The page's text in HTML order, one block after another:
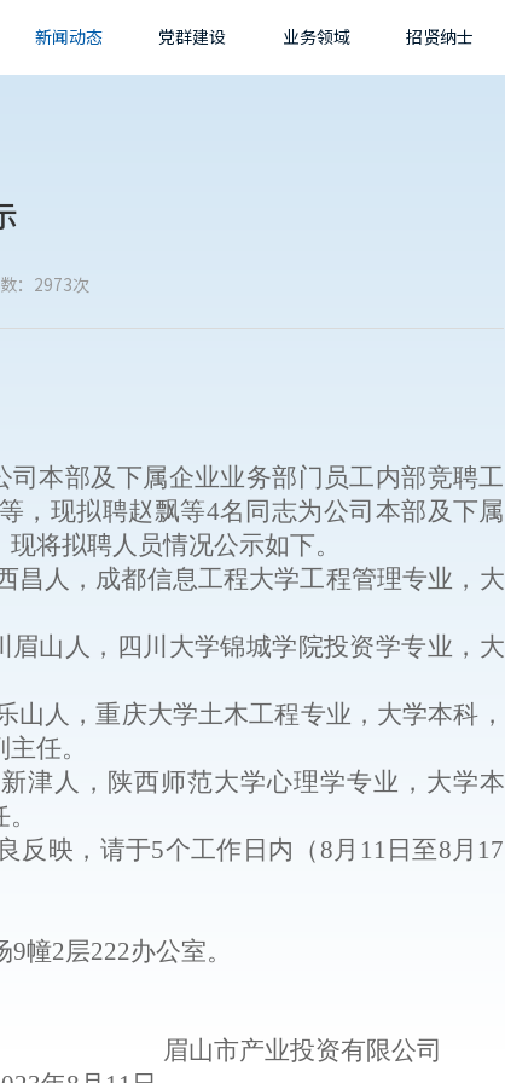
新闻动态 党群建设 业务领域 招贤纳士
：2973次
司本部及下属企业业务部门员工内部竞聘工
等 ， 现拟聘赵飘等4名 同志为公司本部及下属
现将拟聘人员情况公示如下。
昌 人 ， 成都信息工程大学工程管理专业 ， 大
眉山 人 ， 四川大学锦城学院投资学专业 ， 大
山 人 ，重庆大学土木工程专业， 大学本科，
主任。
津 人 ， 陕西师范大学心理学专业 ， 大学本
。
反映，请于5个工作日内 （8 月 11 日至8 月 17
9幢2层222办公室。
眉山市产业投资有限公司